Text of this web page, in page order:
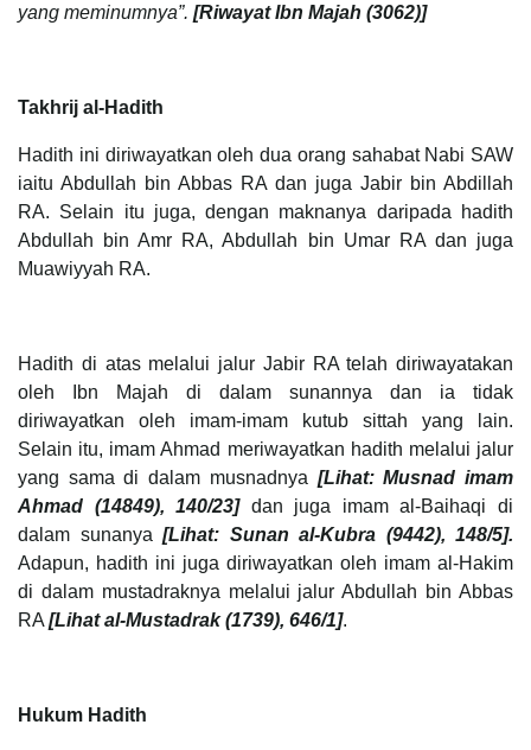
yang meminumnya”. [Riwayat Ibn Majah (3062)]
Takhrij al-Hadith
Hadith ini diriwayatkan oleh dua orang sahabat Nabi SAW
iaitu Abdullah bin Abbas RA dan juga Jabir bin Abdillah
RA. Selain itu juga, dengan maknanya daripada hadith
Abdullah bin Amr RA, Abdullah bin Umar RA dan juga
Muawiyyah RA.
Hadith di atas melalui jalur Jabir RA telah diriwayatakan
oleh Ibn Majah di dalam sunannya dan ia tidak
diriwayatkan oleh imam-imam kutub sittah yang lain.
Selain itu, imam Ahmad meriwayatkan hadith melalui jalur
yang sama di dalam musnadnya [Lihat: Musnad imam
Ahmad (14849), 140/23]dan juga imam al-Baihaqi di
dalam sunanya [Lihat: Sunan al-Kubra (9442), 148/5].
Adapun, hadith ini juga diriwayatkan oleh imam al-Hakim
di dalam mustadraknya melalui jalur Abdullah bin Abbas
RA [Lihat al-Mustadrak (1739), 646/1].
Hukum Hadith